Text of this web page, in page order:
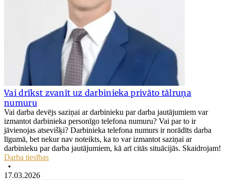
Vai drīkst zvanīt uz darbinieka privāto tālruņa
numuru
Vai darba devējs saziņai ar darbinieku par darba jautājumiem var
izmantot darbinieka personīgo telefona numuru? Vai par to ir
jāvienojas atsevišķi? Darbinieka telefona numurs ir norādīts darba
līgumā, bet nekur nav noteikts, ka to var izmantot saziņai ar
darbinieku par darba jautājumiem, kā arī citās situācijās. Skaidrojam!
Darba tiesības
•
17.03.2026